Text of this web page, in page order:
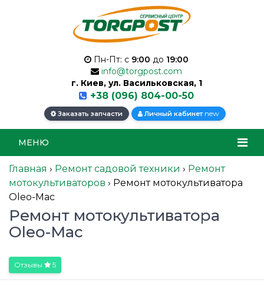
Пн-Пт: с 9:00 до 19:00
info@torgpost.com
г. Киев, ул. Васильковская, 1
+38 (096) 804-00-50
Заказать запчасти Личный кабинет new
МЕНЮ
Главная › Ремонт садовой техники › Ремонт
мотокультиваторов › Ремонт мотокультиватора
Oleo-Mac
Ремонт мотокультиватора
Oleo-Mac
Отзывы 5